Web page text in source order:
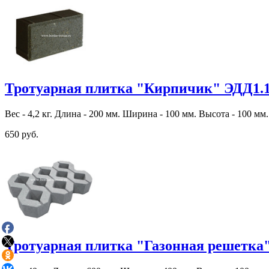
Тротуарная плитка "Кирпичик"
Вес - 4,2 кг. Длина - 200 мм. Ширина - 100 мм. Высота - 100 мм.
650 руб.
Тротуарная плитка "Газонная